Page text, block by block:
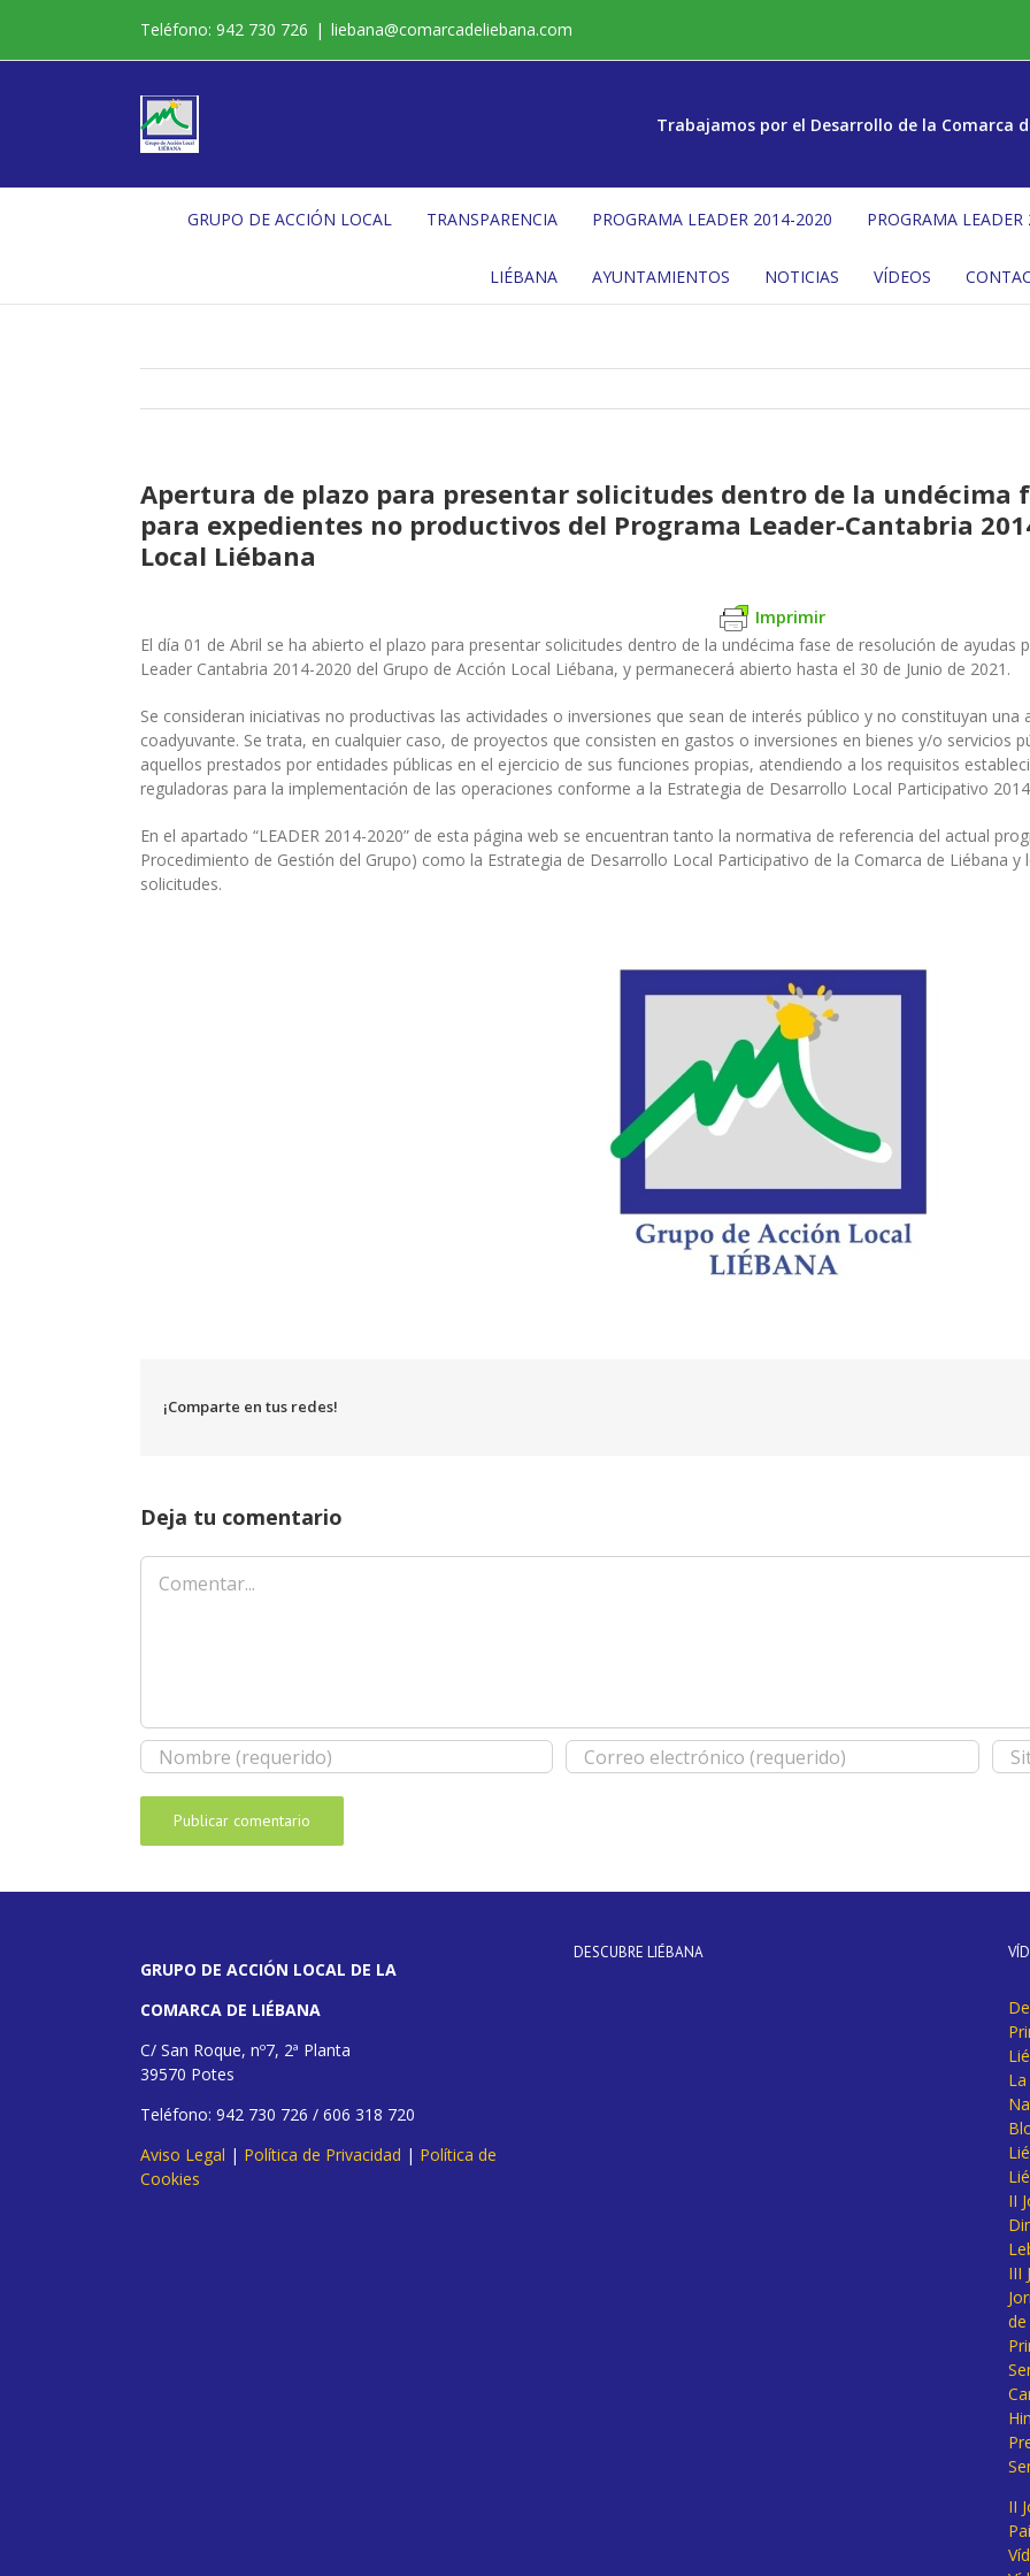
contenido
Teléfono: 942 730 726 | liebana@comarcadeliebana.com
Trabajamos por el Desarrollo de la Comarca
GRUPO DE ACCIÓN LOCAL TRANSPARENCIA PROGRAMA LEADER 2014-2020 PROGRAMA
LIÉBANA AYUNTAMIENTOS NOTICIAS VÍDEOS
Apertura de plazo para presentar solicitudes dentro de la undécima
para expedientes no productivos del Programa Leader-Cantabria
Local Liébana
Imprimir
El día 01 de Abril se ha abierto el plazo para presentar solicitudes dentro de la undécima fase de resolución de ayudas
Leader Cantabria 2014-2020 del Grupo de Acción Local Liébana, y permanecerá abierto hasta el 30 de Junio de 2021.
Se consideran iniciativas no productivas las actividades o inversiones que sean de interés público y no constituyan
coadyuvante. Se trata, en cualquier caso, de proyectos que consisten en gastos o inversiones en bienes y/o servicios
aquellos prestados por entidades públicas en el ejercicio de sus funciones propias, atendiendo a los requisitos
reguladoras para la implementación de las operaciones conforme a la Estrategia de Desarrollo Local Participativo
En el apartado “LEADER 2014-2020” de esta página web se encuentran tanto la normativa de referencia del actual
Procedimiento de Gestión del Grupo) como la Estrategia de Desarrollo Local Participativo de la Comarca de Liébana
solicitudes.
¡Comparte en tus redes!
Deja tu comentario
Comentar
GRUPO DE ACCIÓN LOCAL DE LA
COMARCA DE LIÉBANA
C/ San Roque, nº7, 2ª Planta
39570 Potes
Teléfono: 942 730 726 / 606 318 720
Aviso Legal | Política de Privacidad | Política de
Cookies
DESCUBRE LIÉBANA
II
III
II